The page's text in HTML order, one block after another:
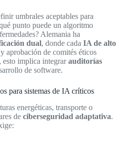
umbrales aceptables para
punto puede un algoritmo
Alemania ha
dual, donde cada IA de alto
aprobación de comités éticos
esto implica integrarauditorías
de software.
para sistemas de IA críticos
energéticas, transporte o
de ciberseguridad adaptativa.